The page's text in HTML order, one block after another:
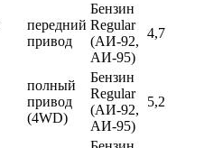
передний
привод
Бензин
Regular
(АИ-92,
АИ-95)
4,7
полный
привод
(4WD)
Бензин
Regular
(АИ-92,
АИ-95)
5,2